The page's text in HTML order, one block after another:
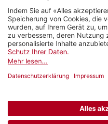
Kontakt
Impressum
Rechtliches
Netiquette